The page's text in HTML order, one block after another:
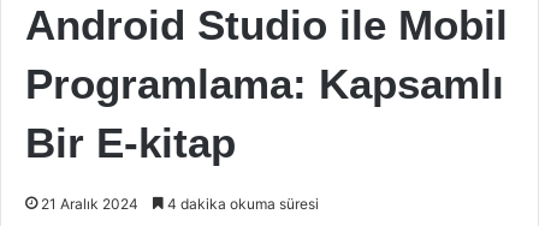
Android Studio ile Mobil
Programlama: Kapsamlı
Bir E-kitap
21 Aralık 2024 4 dakika okuma süresi